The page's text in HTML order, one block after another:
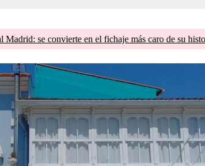
se convierte en el fichaje más caro de su